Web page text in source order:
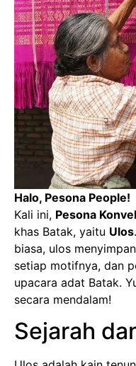
Halo, Pesona People!
Kali ini, Pesona
khas Batak, yaitu Ulos
biasa, ulos
setiap motifnya, dan
upacara adat Batak.
secara mendalam!
Sejarah